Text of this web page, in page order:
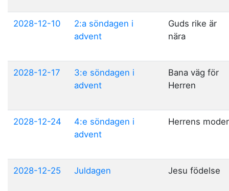
2028-12-10
2:a söndagen i
advent
Guds rike är
nära
2028-12-17
3:e söndagen i
advent
Bana väg för
Herren
2028-12-24
4:e söndagen i
advent
Herrens moder
2028-12-25 Juldagen Jesu födelse